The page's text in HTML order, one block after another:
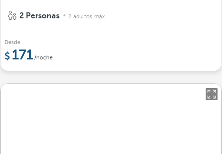
2 Personas 2 adultos máx.
Desde
171 /noche